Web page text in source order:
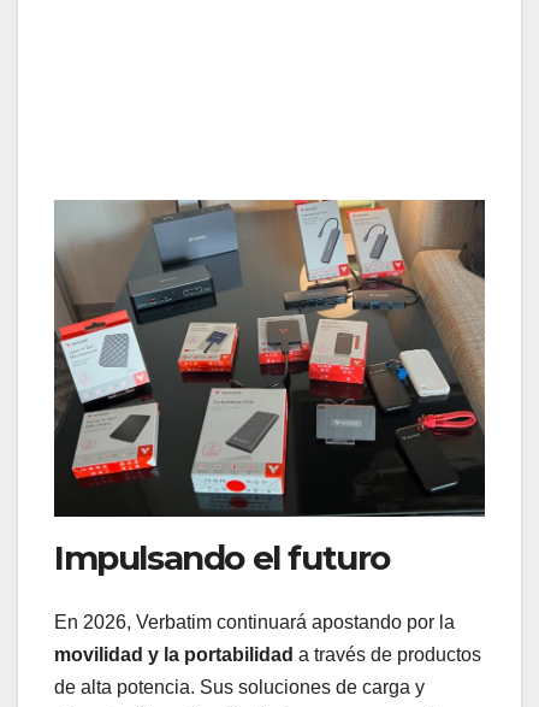
Impulsando el futuro
En 2026, Verbatim continuará apostando por la
movilidad y la portabilidad a través de productos
de alta potencia. Sus soluciones de carga y